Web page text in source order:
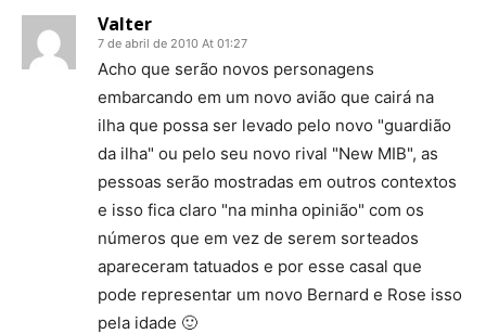
Valter
7 de abril de 2010 At 01:27
Acho que serão novos personagens
embarcando em um novo avião que cairá na
ilha que possa ser levado pelo novo "guardião
da ilha" ou pelo seu novo rival "New MIB", as
pessoas serão mostradas em outros contextos
e isso fica claro "na minha opinião" com os
números que em vez de serem sorteados
apareceram tatuados e por esse casal que
pode representar um novo Bernard e Rose isso
pela idade 🙂